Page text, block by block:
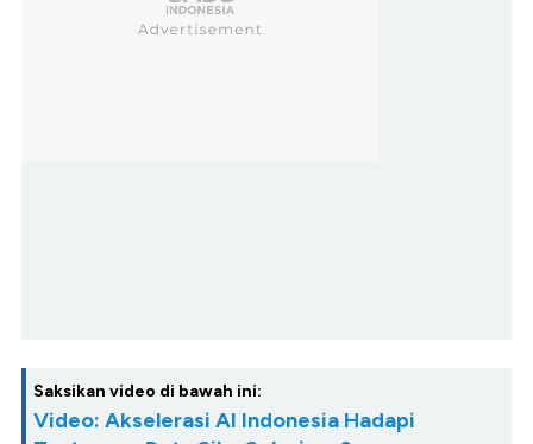
Saksikan video di bawah ini:
Video: Akselerasi AI Indonesia Hadapi